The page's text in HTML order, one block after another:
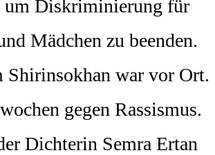
um Diskriminierung für
Mädchen zu beenden.
Shirinsokhan war vor Ort.
gegen Rassismus.
Dichterin Semra Ertan